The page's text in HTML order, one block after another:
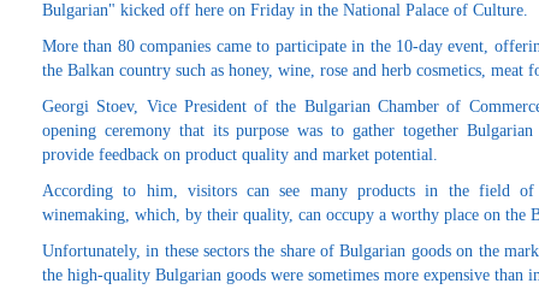
Bulgarian" kicked off here on Friday in the National Palace of Culture.
More than 80 companies came to participate in the 10-day event,
the Balkan country such as honey, wine, rose and herb cosmetics, meat
Georgi Stoev, Vice President of the Bulgarian Chamber of
opening ceremony that its purpose was to gather together
provide feedback on product quality and market potential.
According to him, visitors can see many products in the field of
winemaking, which, by their quality, can occupy a worthy place on the
Unfortunately, in these sectors the share of Bulgarian goods on the
the high-quality Bulgarian goods were sometimes more expensive than